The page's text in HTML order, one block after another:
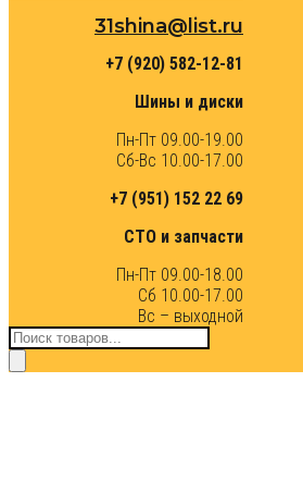
31shina@list.ru
+7 (920) 582-12-81
Шины и диски
Пн-Пт 09.00-19.00
Сб-Вс 10.00-17.00
+7 (951) 152 22 69
СТО и запчасти
Пн-Пт 09.00-18.00
Сб 10.00-17.00
Вс – выходной
Поиск
товаров